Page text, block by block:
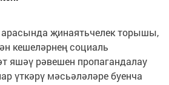
арасында җинаятьчелек торышы,
кешеләрнең социаль
яшәү рәвешен пропагандалау
үткәрү мәсьәләләре буенча